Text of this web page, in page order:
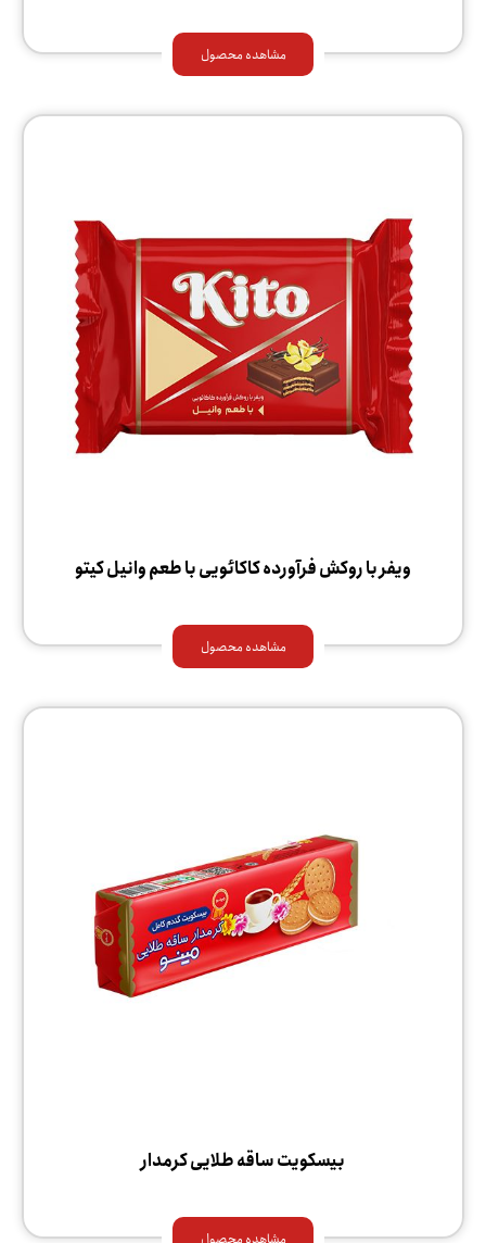
مشاهده محصول
ویفر با روکش فرآورده کاکائویی با طعم وانیل کیتو
مشاهده محصول
بیسکویت ساقه طلایی کرمدار
مشاهده محصول